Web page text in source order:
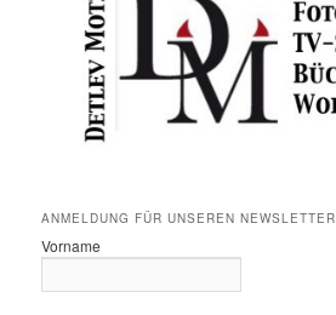
ANMELDUNG FÜR UNSEREN NEWSLETTER
Vorname